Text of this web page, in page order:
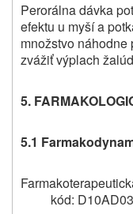
Perorálna dávka
efektu u myší a
množstvo
zvážiť výplach
5.
5.1
kód: D10AD03